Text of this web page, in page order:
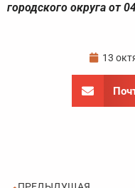
городского округа от
13